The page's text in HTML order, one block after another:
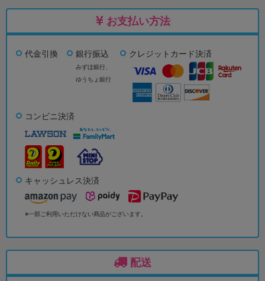
お支払い方法
代金引換 銀行振込
みずほ銀行、
ゆうちょ銀行
クレジットカード決済
コンビニ決済
キャッシュレス決済
※一部ご利用いただけない商品がございます。
配送